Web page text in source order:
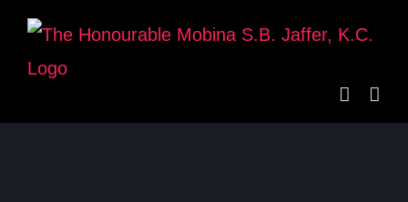
Skip
content